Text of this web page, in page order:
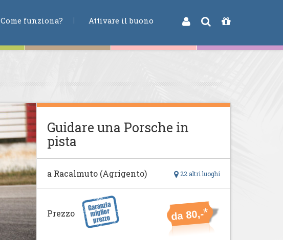
Come funziona? Attivare il buono
Guidare una Porsche in
pista
22 altri luoghi
a Racalmuto (Agrigento)
da 80,-*
Prezzo